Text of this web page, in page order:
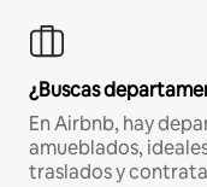
¿Buscas
En Airbnb, hay
amueblados,
traslados y